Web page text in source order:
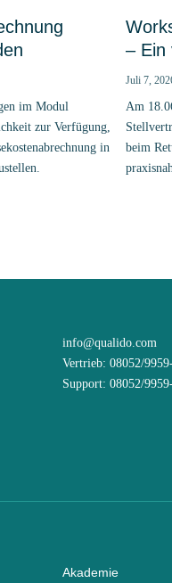
im Modul
zur Verfügung,
in
– Ein
Juli 7,
Am
beim
info@qualido.com
Vertrieb: 08052/
Support: 08052/
Akademie